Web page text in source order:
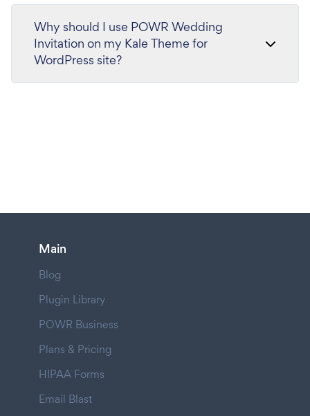
Why should I use POWR Wedding
Invitation on my Kale Theme for
WordPress site?
Main
Blog
Plugin Library
POWR Business
Plans & Pricing
HIPAA Forms
Email Blast